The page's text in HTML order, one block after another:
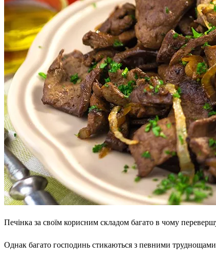
Печінка за своїм корисним складом багато в чому
Однак багато господинь стикаються з певними